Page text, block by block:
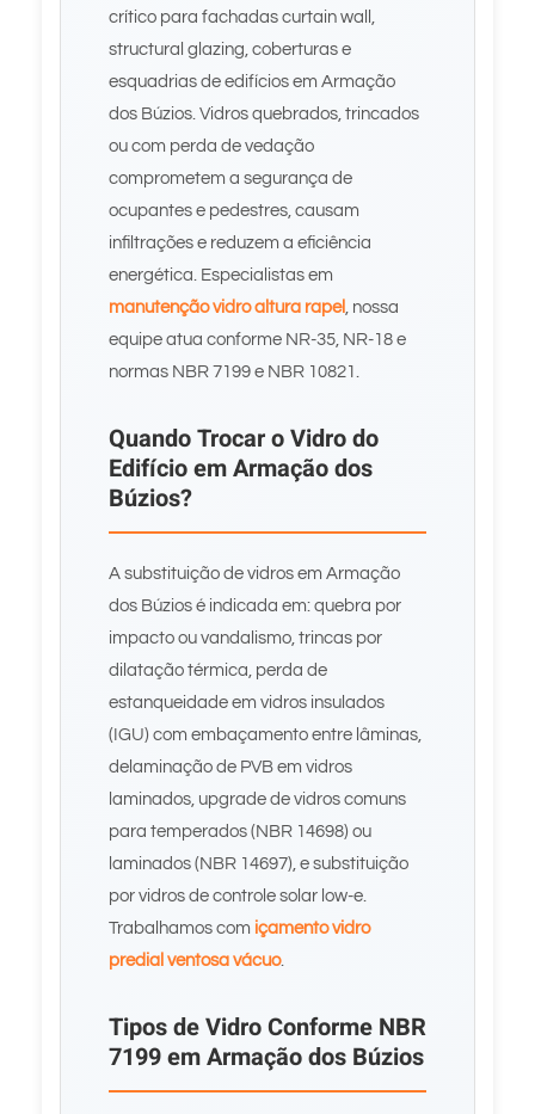
crítico para fachadas curtain wall,
structural glazing, coberturas e
esquadrias de edifícios em Armação
dos Búzios. Vidros quebrados, trincados
ou com perda de vedação
comprometem a segurança de
ocupantes e pedestres, causam
infiltrações e reduzem a eficiência
energética. Especialistas em
manutenção vidro altura rapel , nossa
equipe atua conforme NR-35, NR-18 e
normas NBR 7199 e NBR 10821.
Quando Trocar o Vidro do
Edifício em Armação dos
Búzios?
A substituição de vidros em Armação
dos Búzios é indicada em: quebra por
impacto ou vandalismo, trincas por
dilatação térmica, perda de
estanqueidade em vidros insulados
(IGU) com embaçamento entre lâminas,
delaminação de PVB em vidros
laminados, upgrade de vidros comuns
para temperados (NBR 14698) ou
laminados (NBR 14697), e substituição
por vidros de controle solar low-e.
Trabalhamos com içamento vidro
predial ventosa vácuo.
Tipos de Vidro Conforme NBR
7199 em Armação dos Búzios